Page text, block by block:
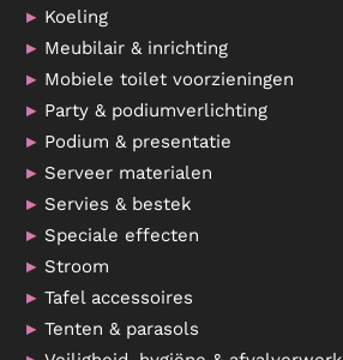
Koeling
Meubilair & inrichting
Mobiele toilet voorzieningen
Party & podiumverlichting
Podium & presentatie
Serveer materialen
Servies & bestek
Speciale effecten
Stroom
Tafel accessoires
Tenten & parasols